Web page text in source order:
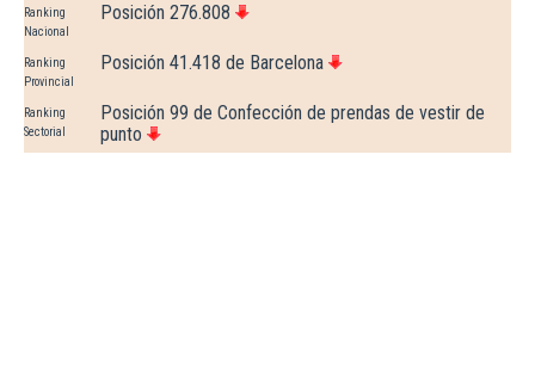
Ranking
Nacional
Posición 276.808
Ranking
Provincial
Posición 41.418 de Barcelona
Ranking
Sectorial
Posición 99 de Confección de prendas de vestir de
punto